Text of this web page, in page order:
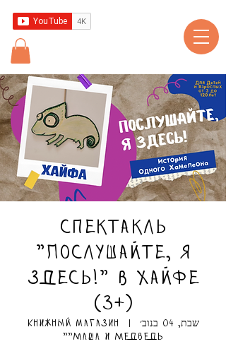
Спектакль
"Послушайте, я
здесь!" в Хайфе
(3+)
שבת, 04 בנוב׳
Книжный магазин
"Маша и Медведь"